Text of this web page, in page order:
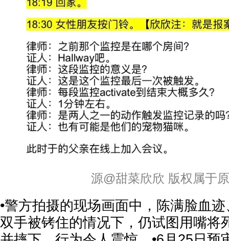
源@甜菜欣欣 版权属于
•警方拍摄的现场画面中，陈满脸血
双手被铐住的情况下，仍试图用嘴将